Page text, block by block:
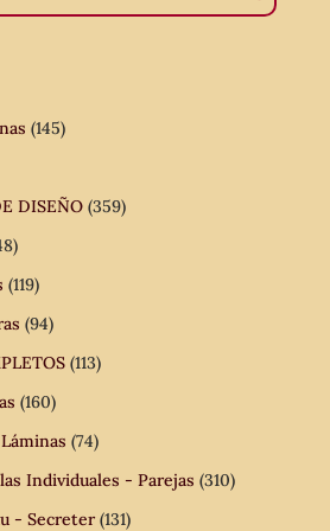
(145)
DISEÑO (359)
(119)
(94)
(113)
(160)
(74)
Individuales - Parejas (310)
- Secreter (131)